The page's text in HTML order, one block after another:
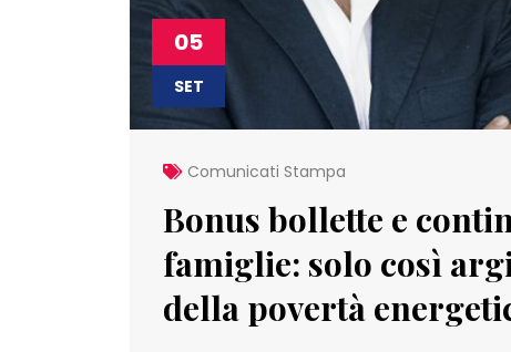
05
SET
Comunicati Stampa
Bonus bollette e
famiglie: solo così
della povertà